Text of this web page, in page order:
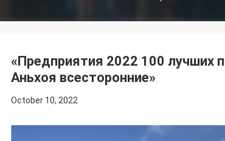
«Предприятия 2022 100 лучших
Аньхоя всесторонние»
October 10, 2022